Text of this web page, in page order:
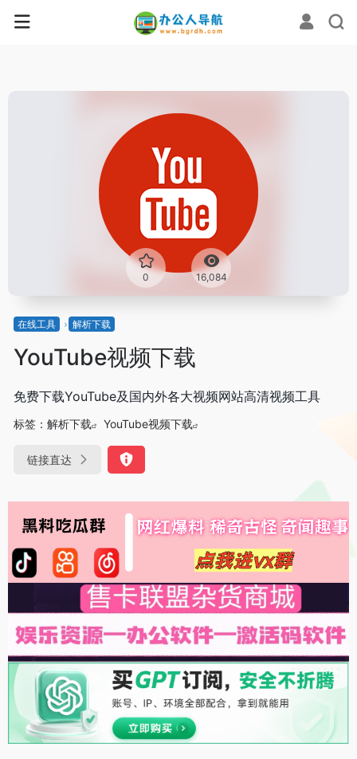
0 16,084
在线工具 解析下载
YouTube视频下载
免费下载YouTube及国内外各大视频网站高清视频工具
标签： 解析下载 YouTube视频下载
链接直达